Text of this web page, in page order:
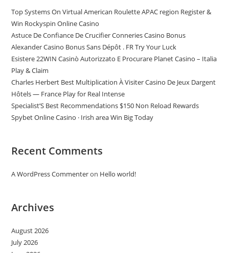
Top Systems On Virtual American Roulette APAC region Register &
Win Rockyspin Online Casino
Astuce De Confiance De Crucifier Conneries Casino Bonus
Alexander Casino Bonus Sans Dépôt . FR Try Your Luck
Esistere 22WIN Casinò Autorizzato E Procurare Planet Casino – Italia
Play & Claim
Charles Herbert Best Multiplication À Visiter Casino De Jeux Dargent
Hôtels — France Play for Real Intense
Specialist’S Best Recommendations $150 Non Reload Rewards
Spybet Online Casino · Irish area Win Big Today
Recent Comments
A WordPress Commenteron Hello world!
Archives
August 2026
July 2026